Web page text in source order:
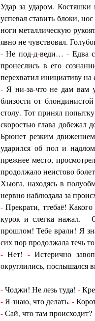
Удар за ударом. Костяшки
успевал ставить блоки,
ноги металлическую
явно не чувствовал.
- Не под-д-веди…- Едва
пронеслись в его
перехватил инициативу на
- Я ни-за-что не дам вам
близости от
столу. Тот принял
скоростью глава добежал
Брюнет резким
ударился об пол и
прежнее место,
продолжало неистово
Хьюга, находясь в
нервно наблюдала за
- Прекрати, ттебаё!
курок и слегка нажал.-
прошлом! Тебе врали! Я
сих пор продолжала течь
- Нет! -Истерично
округлились, послышался
-Чоджи! Не лезь туда! -
- Я знаю, что делать. -
-Сай, что там происходит?